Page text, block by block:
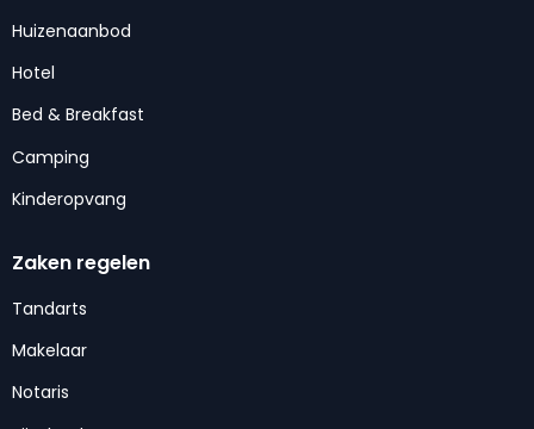
Huizenaanbod
Hotel
Bed & Breakfast
Camping
Kinderopvang
Zaken regelen
Tandarts
Makelaar
Notaris